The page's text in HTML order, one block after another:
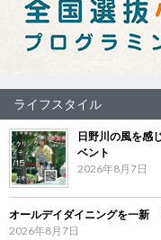
ライフスタイル
日野川の風を感
ベント
2026年8月7日
オールデイダイニングを一新
2026年8月7日